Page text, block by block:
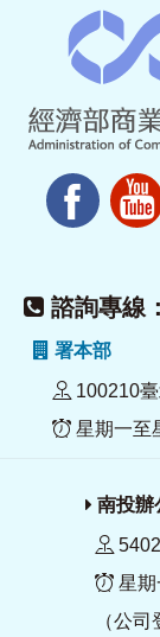
諮詢專線
署本部
100210
星期一至
南投辦
星
（公